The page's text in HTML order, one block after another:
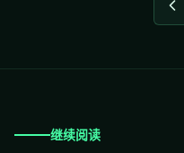
继续阅读